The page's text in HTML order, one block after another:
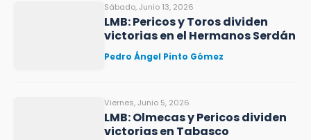
Sábado, Junio 13, 2026
LMB: Pericos y Toros dividen
victorias en el Hermanos Serdán
Pedro Ángel Pinto Gómez
Viernes, Junio 5, 2026
LMB: Olmecas y Pericos dividen
victorias en Tabasco